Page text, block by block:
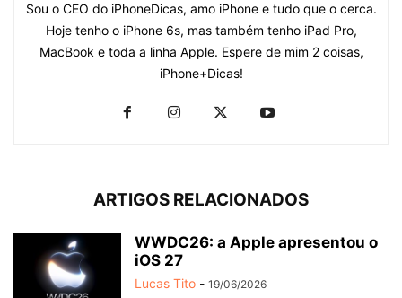
Sou o CEO do iPhoneDicas, amo iPhone e tudo que o cerca.
Hoje tenho o iPhone 6s, mas também tenho iPad Pro,
MacBook e toda a linha Apple. Espere de mim 2 coisas,
iPhone+Dicas!
ARTIGOS RELACIONADOS
WWDC26: a Apple apresentou o
iOS 27
Lucas Tito - 19/06/2026